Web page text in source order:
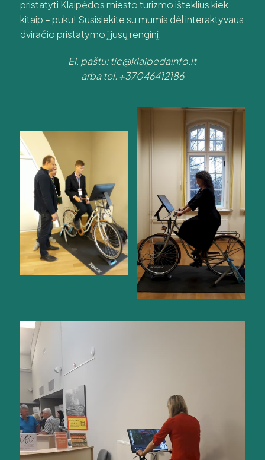
pristatyti Klaipėdos miesto turizmo išteklius kiek
kitaip – puku! Susisiekite su mumis dėl interaktyvaus
dviračio pristatymo į jūsų renginį.
El. paštu: tic@klaipedainfo.lt
arba tel. +37046412186